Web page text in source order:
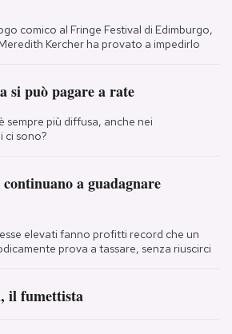
comico al Fringe Festival di Edimburgo,
Kercher ha provato a impedirlo
si può pagare a rate
sempre più diffusa, anche nei
ci sono?
a guadagnare
elevati fanno profitti record che un
prova a tassare, senza riuscirci
il fumettista